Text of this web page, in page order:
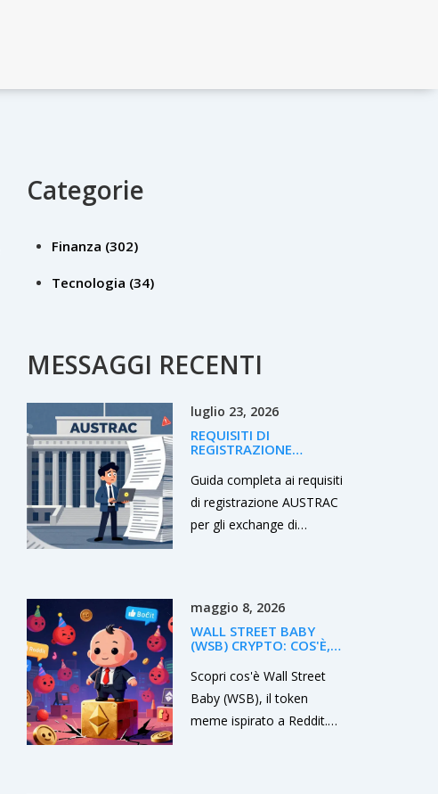
Categorie
Finanza (302)
Tecnologia (34)
MESSAGGI RECENTI
luglio 23, 2026
REQUISITI DI
REGISTRAZIONE
EXCHANGE DI
CRIPTOVALUTE IN
AUSTRALIA
Guida completa ai requisiti
di registrazione AUSTRAC
per gli exchange di
come evitare sanzioni.
maggio 8, 2026
WALL STREET BABY
(WSB) CRYPTO: COS'È,
TOKEN MEME
Scopri cos'è Wall Street
Baby (WSB), il token
meme ispirato a Reddit.